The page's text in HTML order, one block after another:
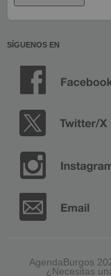
SÍGUENOS EN
AgendaBurgos
¿Necesitas